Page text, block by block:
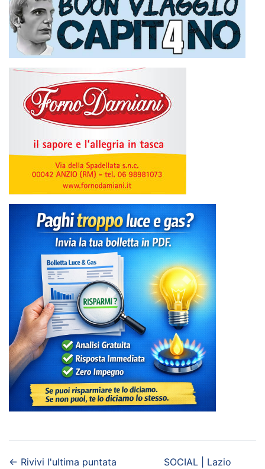
← Rivivi l'ultima puntata
SOCIAL | Lazio